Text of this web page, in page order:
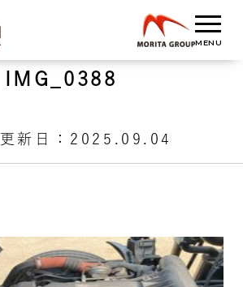
IMG_0388
更新日：2025.09.04